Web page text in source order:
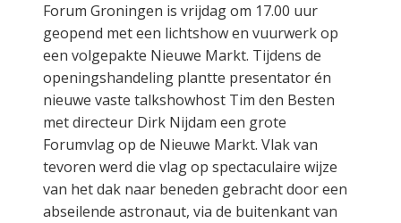
Forum Groningen is vrijdag om 17.00 uur
geopend met een lichtshow en vuurwerk op
een volgepakte Nieuwe Markt. Tijdens de
openingshandeling plantte presentator én
nieuwe vaste talkshowhost Tim den Besten
met directeur Dirk Nijdam een grote
Forumvlag op de Nieuwe Markt. Vlak van
tevoren werd die vlag op spectaculaire wijze
van het dak naar beneden gebracht door een
abseilende astronaut, via de buitenkant van